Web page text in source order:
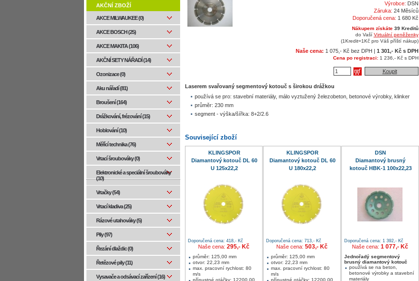
Výrobce: DSN
Záruka: 24 Měsíců
Doporučená cena: 1 680 Kč
Nákupem získáte39 Kreditů
do Vaší Virtuální peněženky
(1Kredit=1Kč pro Váš příští nákup)
Naše cena: 1 075,- Kč bez DPH | 1 301,- Kč s DPH
Cena po registraci:1 236,- Kč s DPH
Koupit
Laserem svařovaný segmentový kotouč s širokou drážkou
používá se pro: stavební materiály, málo vyztužený železobeton, betonové výrobky, klinker
průměr: 230 mm
segment - výška/šířka: 8+2/2.6
Související zboží
KLINGSPOR
Diamantový kotouč DL 60
U 125x22,2
Doporučená cena: 418,- Kč
Naše cena: 295,- Kč
průměr: 125,00 mm
otvor: 22,23 mm
max. pracovní rychlost: 80
m/s
přípustné otáčky: 12200,00
KLINGSPOR
Diamantový kotouč DL 60
U 180x22,2
Doporučená cena: 713,- Kč
Naše cena: 503,- Kč
průměr: 125,00 mm
otvor: 22,23 mm
max. pracovní rychlost: 80
m/s
přípustné otáčky: 12200,00
DSN
Diamantový brusný
kotouč HBK-1 100x22,23
Doporučená cena: 1 392,- Kč
Naše cena: 1 077,- Kč
Jednořadý segmentový
brusný diamantový kotouč
používá se na beton,
betonové výrobky a stavební
materiály
AKČNÍ ZBOŽÍ
AKCE MILWAUKEE (0)
AKCE BOSCH (25)
AKCE MAKITA (106)
AKČNÍ SETY NÁŘADÍ (14)
Ozonizace (0)
Aku nářadí (81)
Broušení (164)
Drážkování, frézování (15)
Hoblování (10)
Měřící technika (76)
Vrtací šroubováky (0)
Elektronické a speciální šroubováky
(10)
Vrtačky (54)
Vrtací kladiva (25)
Rázové utahováky (5)
Pily (97)
Řezání dlaždic (0)
Řetězové pily (11)
Vysavače a odsávací zařízení (16)